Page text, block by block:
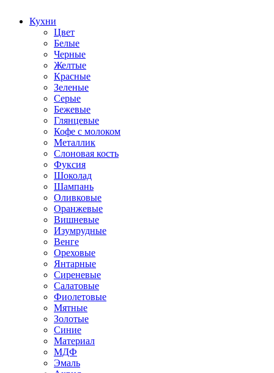
Кухни
Цвет
Белые
Черные
Желтые
Красные
Зеленые
Серые
Бежевые
Глянцевые
Кофе с молоком
Металлик
Слоновая кость
Фуксия
Шоколад
Шампань
Оливковые
Оранжевые
Вишневые
Изумрудные
Венге
Ореховые
Янтарные
Сиреневые
Салатовые
Фиолетовые
Мятные
Золотые
Синие
Материал
МДФ
Эмаль